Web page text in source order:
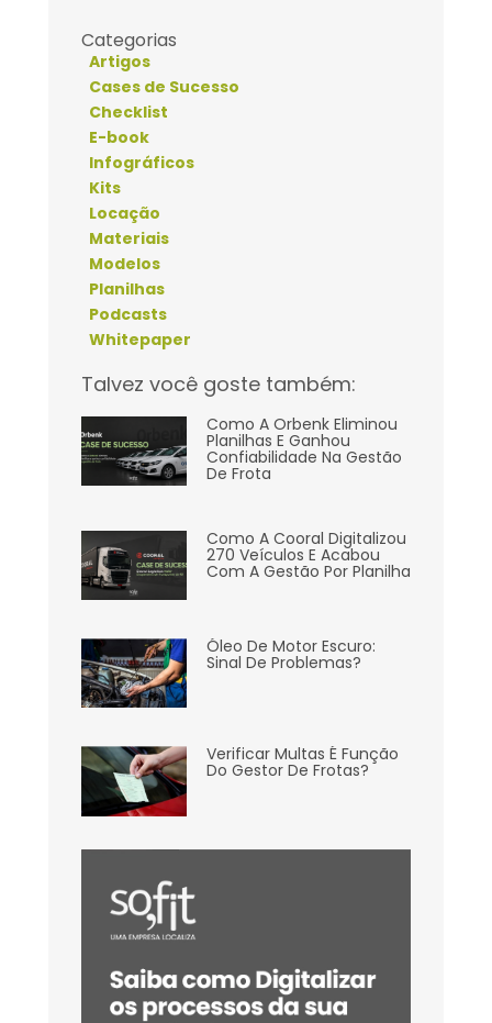
Categorias
Artigos
Cases de Sucesso
Checklist
E-book
Infográficos
Kits
Locação
Materiais
Modelos
Planilhas
Podcasts
Whitepaper
Talvez você goste também:
Como A Orbenk Eliminou
Planilhas E Ganhou
Confiabilidade Na Gestão
De Frota
Como A Cooral Digitalizou
270 Veículos E Acabou
Com A Gestão Por Planilha
Óleo De Motor Escuro:
Sinal De Problemas?
Verificar Multas É Função
Do Gestor De Frotas?